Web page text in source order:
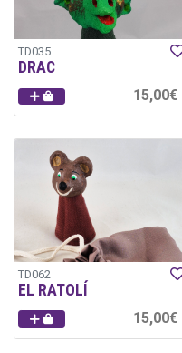
TD035
DRAC
15,00€
TD062
EL RATOLÍ
15,00€